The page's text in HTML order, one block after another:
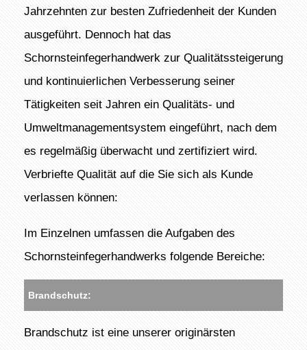
Jahrzehnten zur besten Zufriedenheit der Kunden
ausgeführt. Dennoch hat das
Schornsteinfegerhandwerk zur Qualitätssteigerung
und kontinuierlichen Verbesserung seiner
Tätigkeiten seit Jahren ein Qualitäts- und
Umweltmanagementsystem eingeführt, nach dem
es regelmäßig überwacht und zertifiziert wird.
Verbriefte Qualität auf die Sie sich als Kunde
verlassen können:
Im Einzelnen umfassen die Aufgaben des
Schornsteinfegerhandwerks folgende Bereiche:
Brandschutz:
Brandschutz ist eine unserer originärsten